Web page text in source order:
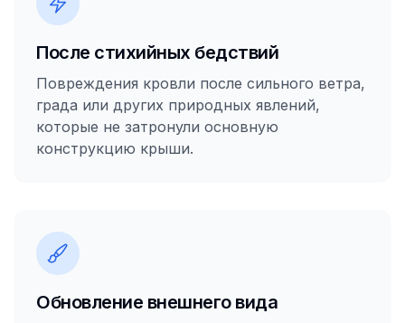
После стихийных бедствий
Повреждения кровли после сильного ветра,
града или других природных явлений,
которые не затронули основную
конструкцию крыши.
Обновление внешнего вида